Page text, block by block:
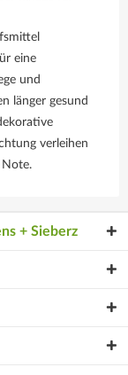
eine
und
länger gesund
verleihen
Note.
+ Sieberz